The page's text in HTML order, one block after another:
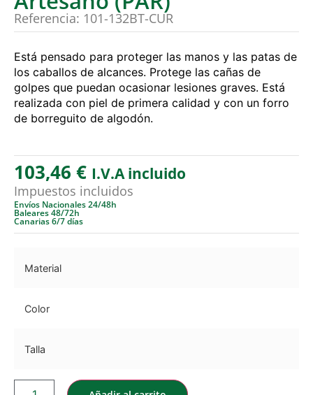
Referencia: 101-132BT-CUR
Está pensado para proteger las manos y las patas de
los caballos de alcances. Protege las cañas de
golpes que puedan ocasionar lesiones graves. Está
realizada con piel de primera calidad y con un forro
de borreguito de algodón.
103,46 € I.V.A incluido
Impuestos incluidos
Envíos Nacionales 24/48h
Baleares 48/72h
Canarias 6/7 días
Material
Color
Talla